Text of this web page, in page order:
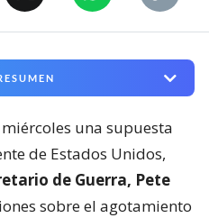
miércoles una supuesta
de Estados Unidos,
de Guerra, Pete
sobre el agotamiento